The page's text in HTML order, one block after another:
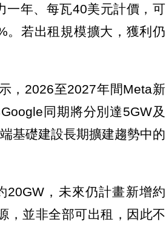
一年、每瓦40美元計價，可
。若出租規模擴大，獲利仍
，2026至2027年間Meta新
同期將分別達5GW及
基礎建設長期擴建趨勢中的
20GW，未來仍計畫新增約
，並非全部可出租，因此不